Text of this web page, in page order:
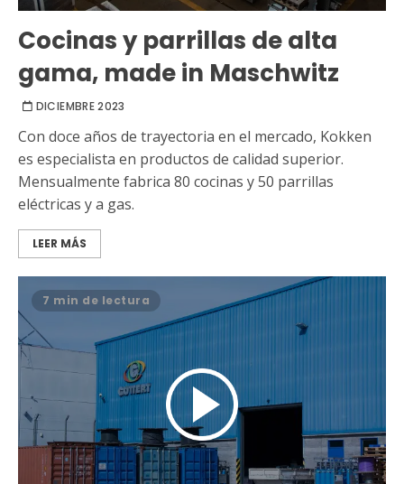
Cocinas y parrillas de alta
gama, made in Maschwitz
DICIEMBRE 2023
Con doce años de trayectoria en el mercado, Kokken
es especialista en productos de calidad superior.
Mensualmente fabrica 80 cocinas y 50 parrillas
eléctricas y a gas.
LEER MÁS
7 min de lectura